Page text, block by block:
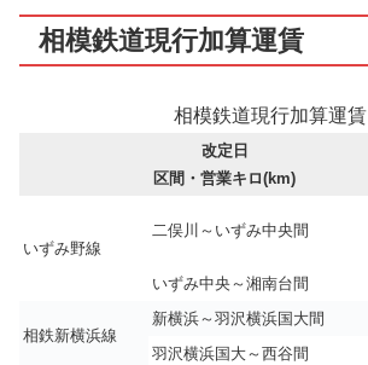
相模鉄道現行加算運賃
相模鉄道現行加算運賃
改定日
区間・営業キロ(km)
いずみ野線
二俣川～いずみ中央間
いずみ中央～湘南台間
相鉄新横浜線
新横浜～羽沢横浜国大間
羽沢横浜国大～西谷間